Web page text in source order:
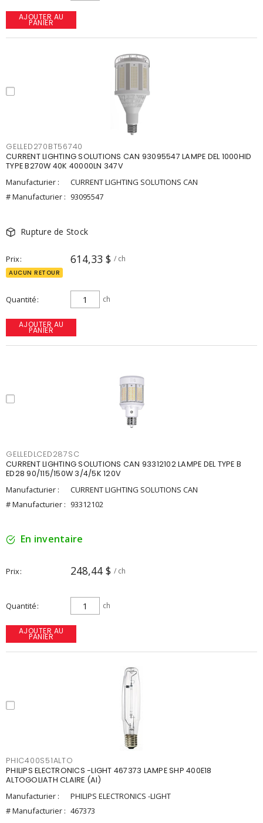
AJOUTER AU
PANIER
GELLED270BT56740
CURRENT LIGHTING SOLUTIONS CAN 93095547 LAMPE DEL 1000HID
TYPE B270W 40K 40000LN 347V
Manufacturier :
CURRENT LIGHTING SOLUTIONS CAN
# Manufacturier : 93095547
Rupture de Stock
Prix 614,33 $ / ch
AUCUN RETOUR
Quantité ch
AJOUTER AU
PANIER
GELLEDLCED287SC
CURRENT LIGHTING SOLUTIONS CAN 93312102 LAMPE DEL TYPE B
ED28 90/115/150W 3/4/5K 120V
Manufacturier :
CURRENT LIGHTING SOLUTIONS CAN
# Manufacturier : 93312102
En inventaire
Prix 248,44 $ / ch
Quantité ch
AJOUTER AU
PANIER
PHIC400S51ALTO
PHILIPS ELECTRONICS -LIGHT 467373 LAMPE SHP 400E18
ALTOGOLIATH CLAIRE (AI)
Manufacturier :
PHILIPS ELECTRONICS -LIGHT
# Manufacturier : 467373